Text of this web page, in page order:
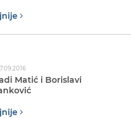
Matić i Borislavi